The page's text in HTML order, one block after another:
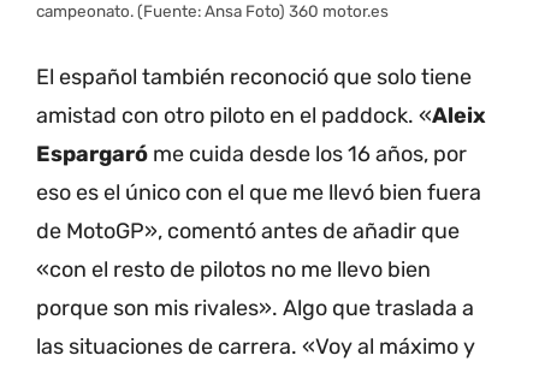
campeonato. (Fuente: Ansa Foto) 360 motor.es
El español también reconoció que solo tiene
amistad con otro piloto en el paddock. «Aleix
Espargaró me cuida desde los 16 años, por
eso es el único con el que me llevó bien fuera
de MotoGP», comentó antes de añadir que
«con el resto de pilotos no me llevo bien
porque son mis rivales». Algo que traslada a
las situaciones de carrera. «Voy al máximo y